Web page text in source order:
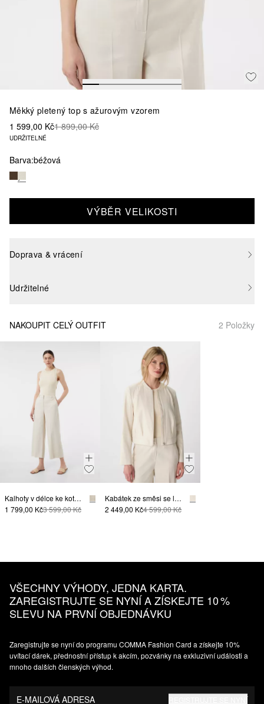
Měkký pletený top s ažurovým vzorem
1 599,00 Kč1 899,00 Kč
UDRŽITELNÉ
Barva:béžová
VÝBĚR VELIKOSTI
Doprava & vrácení
Udržitelné
NAKOUPIT CELÝ OUTFIT 2 Položky
Kalhoty v délce ke kotníkům, se širokými nohavicemi, ze směsi se lnem
1 799,00 Kč3 599,00 Kč
Kabátek ze směsi se lnem, s hranatým střihem
2 449,00 Kč4 599,00 Kč
VŠECHNY VÝHODY, JEDNA KARTA.
ZAREGISTRUJTE SE NYNÍ A ZÍSKEJTE 10 %
SLEVU NA PRVNÍ OBJEDNÁVKU
Zaregistrujte se nyní do programu COMMA Fashion Card a získejte 10%
uvítací dárek, přednostní přístup k akcím, pozvánky na exkluzivní události a
mnoho dalších členských výhod.
E-MAILOVÁ ADRESA